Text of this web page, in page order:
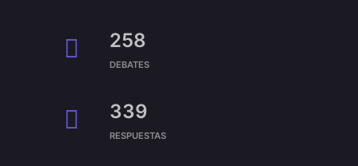
258
DEBATES
339
RESPUESTAS